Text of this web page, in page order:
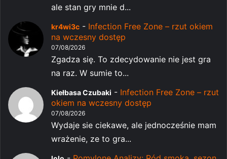
ale stan gry mnie d...
kr4wi3c - Infection Free Zone – rzut okiem
na wczesny dostęp
07/08/2026
Zgadza się. To zdecydowanie nie jest gra
na raz. W sumie to...
Kiełbasa Czubaki - Infection Free Zone – rzut
okiem na wczesny dostęp
07/08/2026
Wydaje sie ciekawe, ale jednocześnie mam
wrażenie, ze to gra...